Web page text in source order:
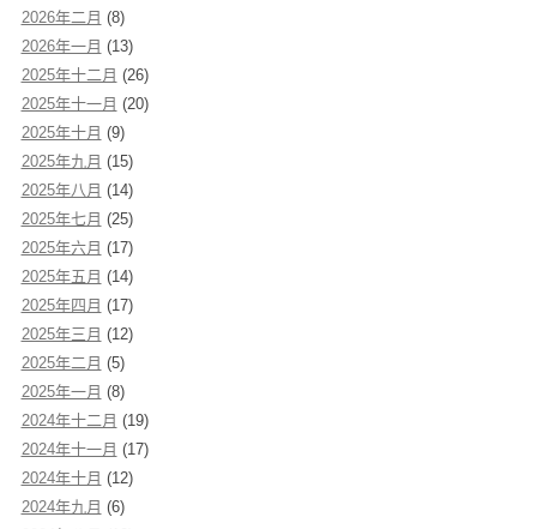
2026年二月 (8)
2026年一月 (13)
2025年十二月 (26)
2025年十一月 (20)
2025年十月 (9)
2025年九月 (15)
2025年八月 (14)
2025年七月 (25)
2025年六月 (17)
2025年五月 (14)
2025年四月 (17)
2025年三月 (12)
2025年二月 (5)
2025年一月 (8)
2024年十二月 (19)
2024年十一月 (17)
2024年十月 (12)
2024年九月 (6)